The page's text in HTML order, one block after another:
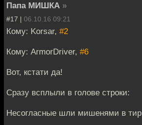
Папа МИШКА »
#17 | 06.10.16 09:21
Кому: Korsar, #2
Кому: ArmorDriver, #6
Вот, кстати да!
Сразу всплыли в голове строки:
Несогласные шли мишенями в тир